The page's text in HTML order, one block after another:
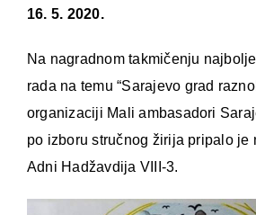
16. 5. 2020.
Na nagradnom takmičenju
rada na temu “Sarajevo grad
organizaciji Mali ambasadori
po izboru stručnog žirija pripalo je
Adni Hadžavdija VIII-3.